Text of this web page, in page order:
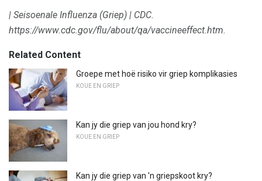
| Seisoenale Influenza (Griep) | CDC.
https://www.cdc.gov/flu/about/qa/vaccineeffect.htm.
Related Content
Groepe met hoë risiko vir griep komplikasies
KOUE EN GRIEP
Kan jy die griep van jou hond kry?
KOUE EN GRIEP
Kan jy die griep van 'n griepskoot kry?